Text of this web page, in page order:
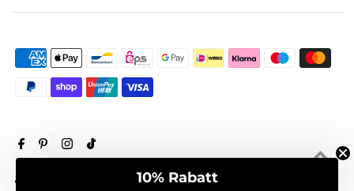
© 2026 Vasenglück • Mit Liebe aus Hamburg
10% Rabatt